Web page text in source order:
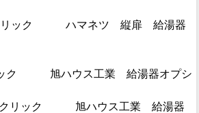
リック ハマネツ 縦扉 給湯器
ク 旭ハウス工業 給湯器オプシ
リック 旭ハウス工業 給湯器